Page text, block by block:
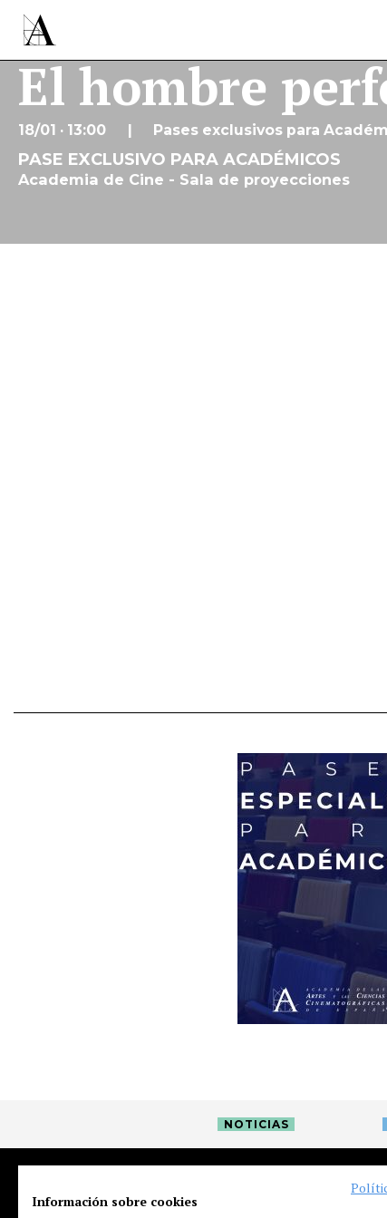
El hombre
18/01 · 13:00 Pases exclusivos para
PASE EXCLUSIVO PARA ACADÉMICOS
Academia de Cine - Sala de proyecciones
NOTICIAS
Información sobre cookies